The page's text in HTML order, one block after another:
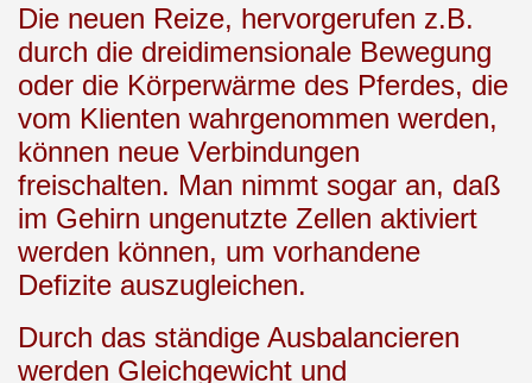
Die neuen Reize, hervorgerufen z.B.
durch die dreidimensionale Bewegung
oder die Körperwärme des Pferdes, die
vom Klienten wahrgenommen werden,
können neue Verbindungen
freischalten. Man nimmt sogar an, daß
im Gehirn ungenutzte Zellen aktiviert
werden können, um vorhandene
Defizite auszugleichen.
Durch das ständige Ausbalancieren
werden Gleichgewicht und